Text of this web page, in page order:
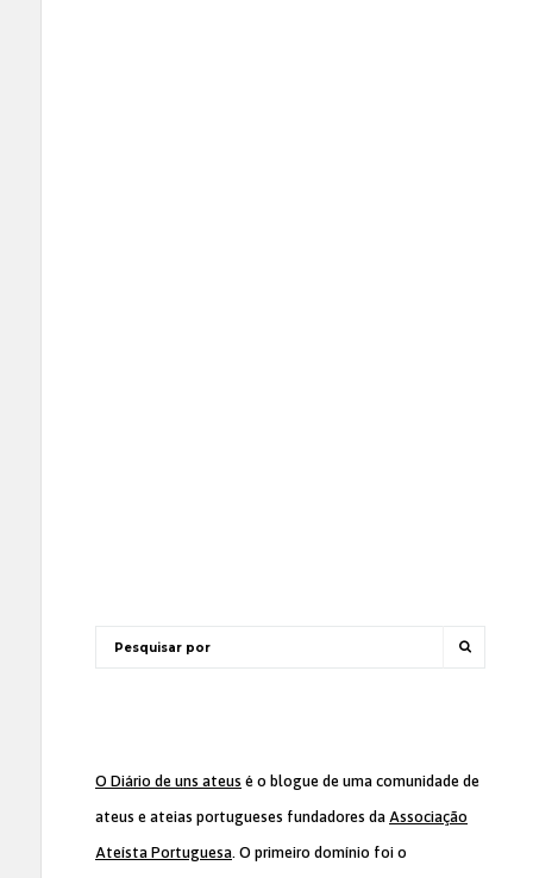
O Diário de uns ateus é o blogue de uma comunidade de
ateus e ateias portugueses fundadores da Associação
Ateísta Portuguesa. O primeiro domínio foi o